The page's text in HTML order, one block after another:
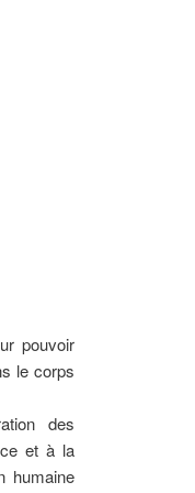
pouvoir
le corps
des
et à la
humaine